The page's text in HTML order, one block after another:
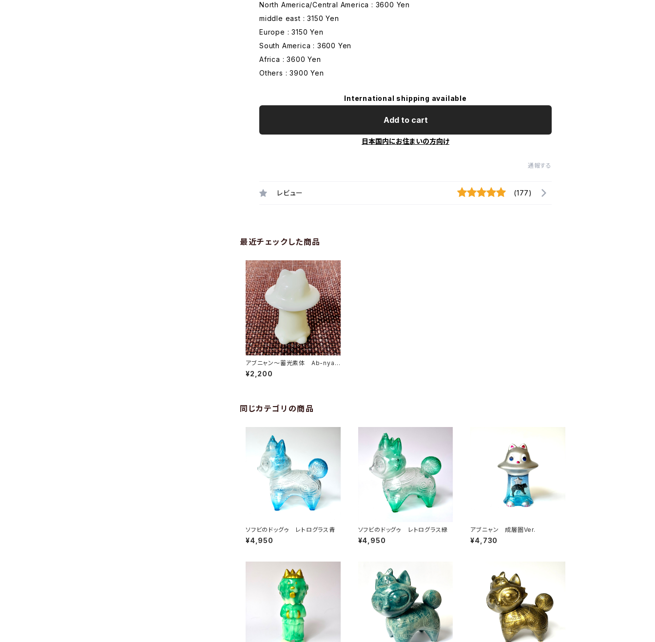
North America/Central America : 3600 Yen
middle east : 3150 Yen
Europe : 3150 Yen
South America : 3600 Yen
Africa : 3600 Yen
Others : 3900 Yen
International shipping available
Add to cart
日本国内にお住まいの方向け
通報する
レビュー (177)
最近チェックした商品
アブニャン〜蓄光素体 Ab-nyan
/ Phosphorescent body
¥2,200
同じカテゴリの商品
ソフビのドッグゥ レトログラス青
¥4,950
ソフビのドッグゥ レトログラス緑
¥4,950
アブニャン 成層圏Ver.
¥4,730